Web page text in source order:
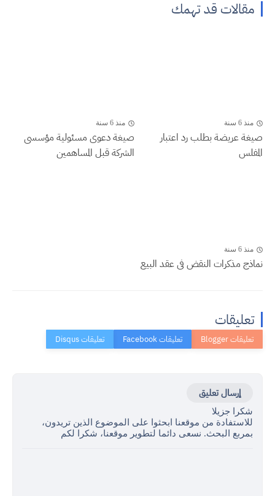
مقالات قد تهمك
منذ 6 سنة
صيغة عريضة بطلب رد اعتبار
المفلس
منذ 6 سنة
صيغة دعوى مسئولية مؤسسى
الشركة قبل المساهمين
منذ 6 سنة
نماذج مذكرات النقض فى عقد البيع
تعليقات
إرسال تعليق
شكرا جزيلا
للاستفادة من موقعنا ابحثوا على الموضوع الذين تريدون،
بمربع البحث. نسعى دائما لتطوير موقعنا، شكرا لكم